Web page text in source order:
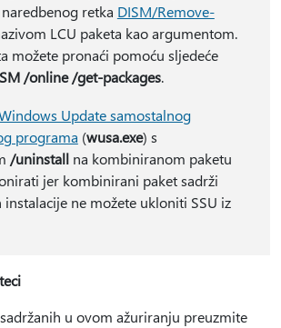
retka DISM/Remove-
LCU paketa kao argumentom.
možete pronaći pomoću sljedeće
/online /get-packages.
Update samostalnog
programa (wusa.exe) s
/uninstallna kombiniranom paketu
jer kombinirani paket sadrži
instalacije ne možete ukloniti SSU iz
u ovom ažuriranju preuzmite